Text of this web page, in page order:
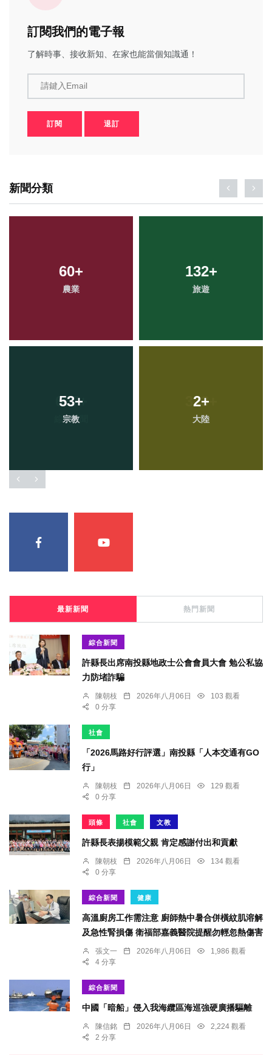
訂閱我們的電子報
了解時事、接收新知、在家也能當個知識通！
請鍵入Email
訂閱 退訂
新聞分類
60+
農業
132+
旅遊
53+
宗教
2+
大陸
最新新聞 熱門新聞
綜合新聞
許縣長出席南投縣地政士公會會員大會 勉公私協
力防堵詐騙
陳朝枝 2026年八月06日
103 觀看
0 分享
社會
「2026馬路好行評選」南投縣「人本交通有GO
行」
陳朝枝 2026年八月06日
129 觀看
0 分享
頭條 社會 文教
許縣長表揚模範父親 肯定感謝付出和貢獻
陳朝枝 2026年八月06日
134 觀看
0 分享
綜合新聞 健康
高溫廚房工作需注意 廚師熱中暑合併橫紋肌溶解
及急性腎損傷 衛福部嘉義醫院提醒勿輕忽熱傷害
張文一 2026年八月06日
1,986 觀看
4 分享
綜合新聞
中國「暗船」侵入我海纜區海巡強硬廣播驅離
陳信銘 2026年八月06日
2,224 觀看
2 分享